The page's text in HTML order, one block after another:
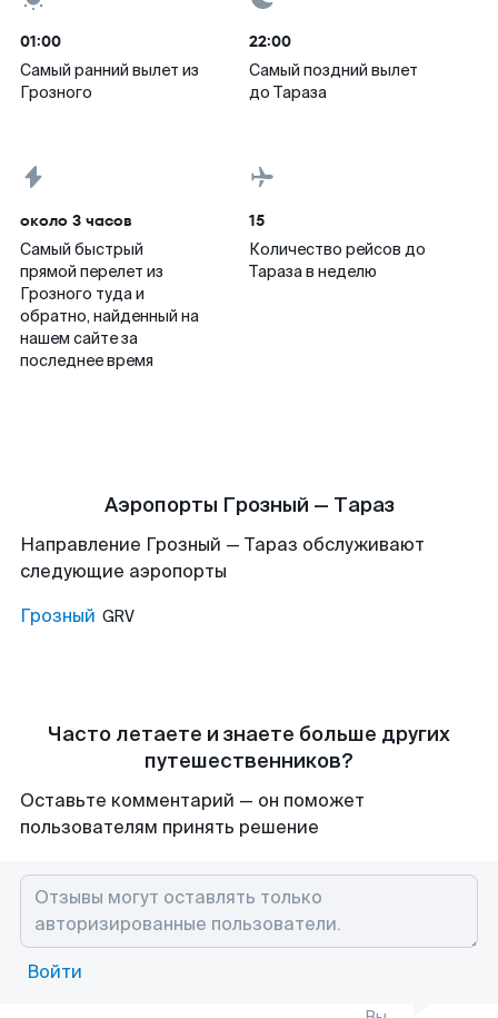
01:00
Самый ранний вылет из
Грозного
22:00
Самый поздний вылет
до Тараза
около 3 часов
Самый быстрый
прямой перелет из
Грозного туда и
обратно, найденный на
нашем сайте за
последнее время
15
Количество рейсов до
Тараза в неделю
Аэропорты Грозный — Тараз
Направление Грозный — Тараз обслуживают
следующие аэропорты
Грозный GRV
Часто летаете и знаете больше других
путешественников?
Оставьте комментарий — он поможет
пользователям принять решение
Войти